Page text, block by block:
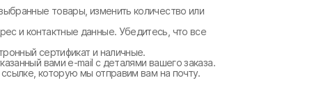
товары, изменить количество или
и контактные данные. Убедитесь, что все
сертификат и наличные.
вами e-mail с деталями вашего заказа.
которую мы отправим вам на почту.